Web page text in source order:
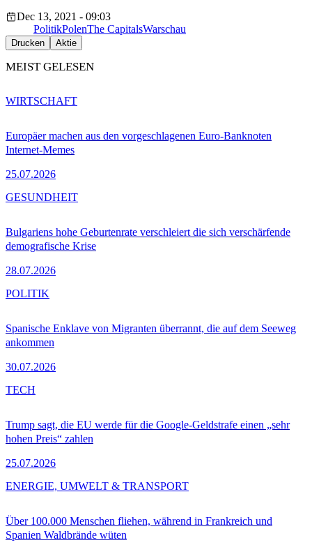
Dec 13, 2021 - 09:03
PolitikPolenThe CapitalsWarschau
Drucken Aktie
MEIST GELESEN
Europäer machen aus den vorgeschlagenen Euro-Banknoten
Internet-Memes
25.07.2026
WIRTSCHAFT
Bulgariens hohe Geburtenrate verschleiert die sich verschärfende
demografische Krise
28.07.2026
GESUNDHEIT
Spanische Enklave von Migranten überrannt, die auf dem Seeweg
ankommen
30.07.2026
POLITIK
Trump sagt, die EU werde für die Google-Geldstrafe einen „sehr
hohen Preis“ zahlen
25.07.2026
TECH
Über 100.000 Menschen fliehen, während in Frankreich und
Spanien Waldbrände wüten
ENERGIE, UMWELT & TRANSPORT